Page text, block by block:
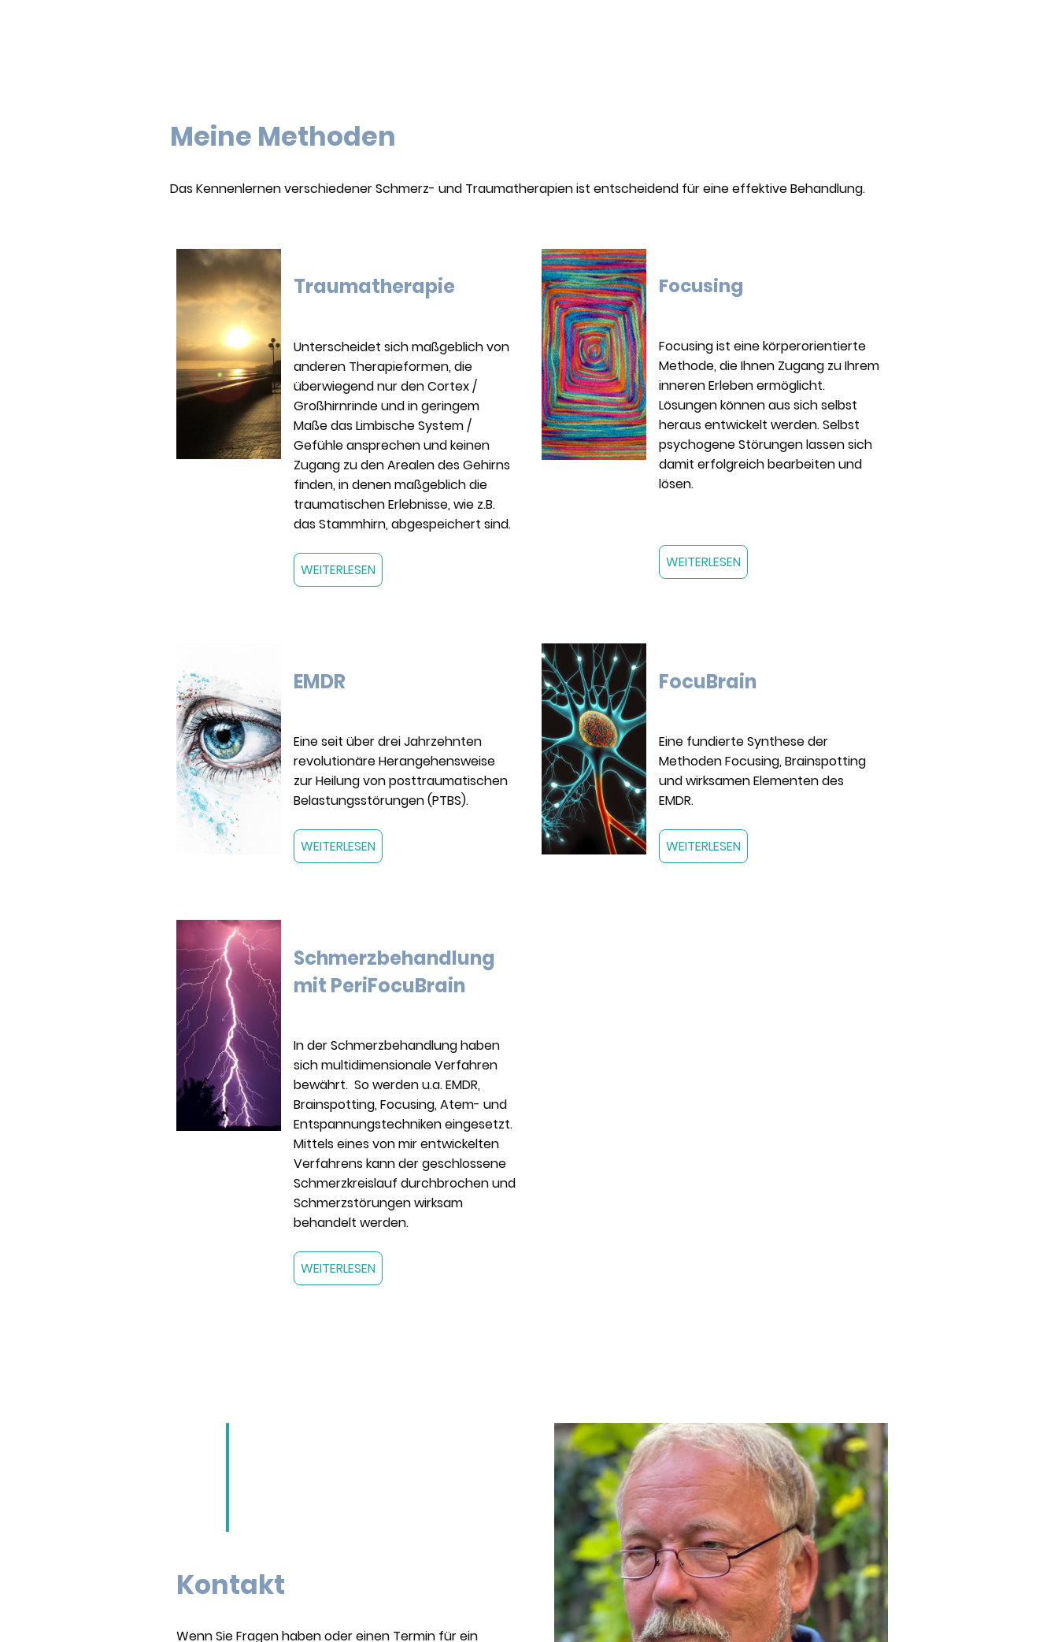
Meine Methoden
Das Kennenlernen verschiedener Schmerz- und Traumatherapien ist entscheidend für eine effektive Behandlung.
Traumatherapie
Unterscheidet sich maßgeblich von
anderen Therapieformen, die
überwiegend nur den Cortex /
Großhirnrinde und in geringem
Maße das Limbische System /
Gefühle ansprechen und keinen
Zugang zu den Arealen des Gehirns
finden, in denen maßgeblich die
traumatischen Erlebnisse, wie z.B.
das Stammhirn, abgespeichert sind.
WEITERLESEN
Focusing
Focusing ist eine körperorientierte
Methode, die Ihnen Zugang zu Ihrem
inneren Erleben ermöglicht.
Lösungen können aus sich selbst
heraus entwickelt werden. Selbst
psychogene Störungen lassen sich
damit erfolgreich bearbeiten und
lösen.
WEITERLESEN
EMDR
Eine seit über drei Jahrzehnten
revolutionäre Herangehensweise
zur Heilung von posttraumatischen
Belastungsstörungen (PTBS).
WEITERLESEN
FocuBrain
Eine fundierte Synthese der
Methoden Focusing, Brainspotting
und wirksamen Elementen des
EMDR.
WEITERLESEN
Schmerzbehandlung
mit PeriFocuBrain
In der Schmerzbehandlung haben
sich multidimensionale Verfahren
bewährt. So werden u.a. EMDR,
Brainspotting, Focusing, Atem- und
Entspannungstechniken eingesetzt.
Mittels eines von mir entwickelten
Verfahrens kann der geschlossene
Schmerzkreislauf durchbrochen und
Schmerzstörungen wirksam
behandelt werden.
WEITERLESEN
Kontakt
Wenn Sie Fragen haben oder einen Termin für ein